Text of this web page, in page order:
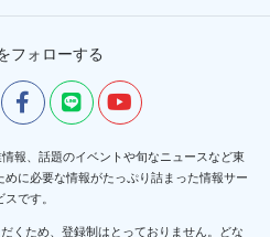
フォローする
報、話題のイベントや旬なニュースなど東
に必要な情報がたっぷり詰まった情報サー
スです。
くため、登録制はとっておりません。どな